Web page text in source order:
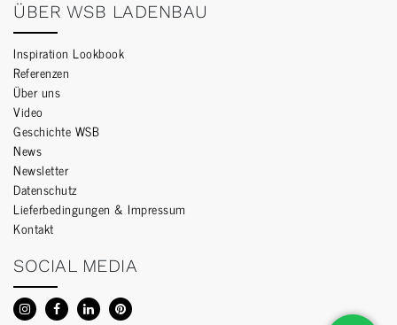
ÜBER WSB LADENBAU
Inspiration Lookbook
Referenzen
Über uns
Video
Geschichte WSB
News
Newsletter
Datenschutz
Lieferbedingungen & Impressum
Kontakt
SOCIAL MEDIA